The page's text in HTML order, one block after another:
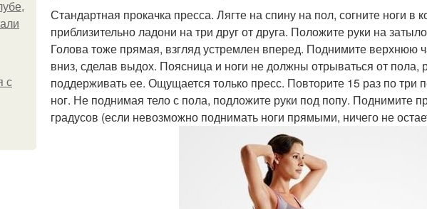
с
Стандартная прокачка пресса. Лягте на спину на пол, согните ноги в
приблизительно ладони на три друг от друга. Положите руки на
Голова тоже прямая, взгляд устремлен вперед. Поднимите верхнюю
вниз, сделав выдох. Поясница и ноги не должны отрываться от
поддерживать ее. Ощущается только пресс. Повторите 15 раз по
ног. Не поднимая тело с пола, подложите руки под попу. Поднимите
градусов (если невозможно поднимать ноги прямыми, ничего не